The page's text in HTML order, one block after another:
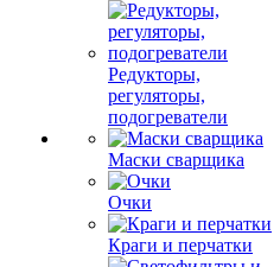
Редукторы,
регуляторы,
подогреватели
Маски сварщика
Очки
Краги и перчатки